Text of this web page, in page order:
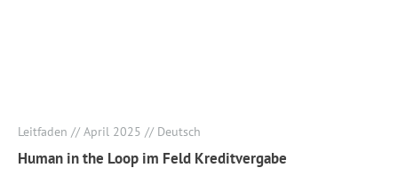
Leitfaden // April 2025 // Deutsch
Human in the Loop im Feld Kreditvergabe